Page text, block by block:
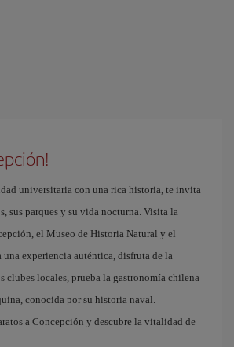
universitaria con una rica historia, te invita
sus parques y su vida nocturna. Visita la
el Museo de Historia Natural y el
una experiencia auténtica, disfruta de la
clubes locales, prueba la gastronomía chilena
conocida por su historia naval.
a Concepción y descubre la vitalidad de